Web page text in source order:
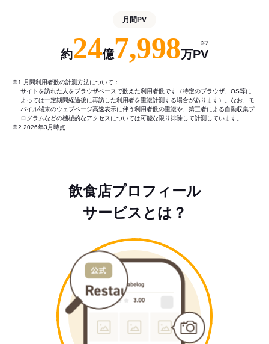
月間PV
約24億7,998万PV
※2
※1 月間利用者数の計測方法について：
サイトを訪れた人をブラウザベースで数えた利用者数です（特定のブラウザ、OS等に
よっては一定期間経過後に再訪した利用者を重複計測する場合があります）。なお、モ
バイル端末のウェブページ高速表示に伴う利用者数の重複や、第三者による自動収集プ
ログラムなどの機械的なアクセスについては可能な限り排除して計測しています。
※2 2026年3月時点
飲食店プロフィール
サービスとは？